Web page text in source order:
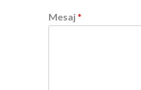
Mesaj*